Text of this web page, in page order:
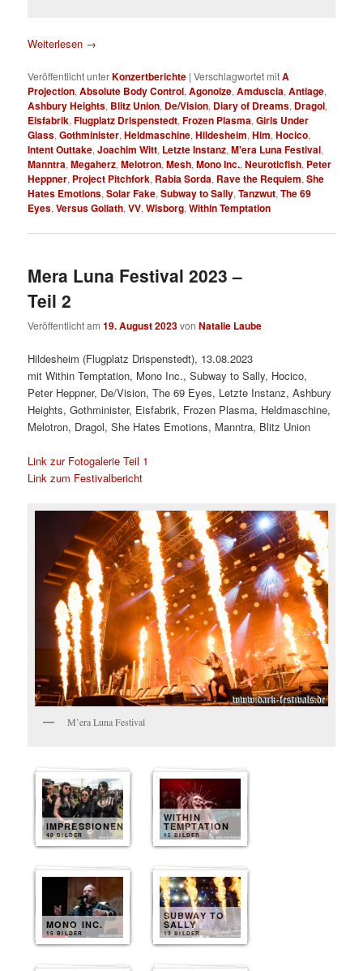
Weiterlesen →
Veröffentlicht unterKonzertberichte |Verschlagwortet mitA
Projection,Absolute Body Control,Agonoize,Amduscia,Antiage,
Ashbury Heights, Blitz Union, De/Vision, Diary of Dreams, Dragol,
Eisfabrik,Flugplatz Drispenstedt,Frozen Plasma,Girls Under
Glass,Gothminister,Heldmaschine,Hildesheim,Him,Hocico,
Intent Outtake,Joachim Witt, Letzte Instanz,M'era Luna Festival,
Manntra,Megaherz,Melotron,Mesh,Mono Inc.,Neuroticfish, Peter
Heppner, Project Pitchfork, Rabia Sorda, Rave the Requiem,She
Hates Emotions,Solar Fake,Subway to Sally,Tanzwut,The 69
Eyes,Versus Goliath,VV,Wisborg,Within Temptation
Mera Luna Festival 2023 –
Teil 2
Veröffentlicht am19. August 2023vonNatalie Laube
Hildesheim (Flugplatz Drispenstedt), 13.08.2023
mit Within Temptation, Mono Inc., Subway to Sally, Hocico,
Peter Heppner, De/Vision, The 69 Eyes, Letzte Instanz, Ashbury
Heights, Gothminister, Eisfabrik, Frozen Plasma, Heldmaschine,
Melotron, Dragol, She Hates Emotions, Manntra, Blitz Union
Link zur Fotogalerie Teil 1
Link zum Festivalbericht
M’era Luna Festival
IMPRESSIONEN
40 BILDER
WITHIN
TEMPTATION
15 BILDER
MONO INC.
15 BILDER
SUBWAY TO
SALLY
13 BILDER